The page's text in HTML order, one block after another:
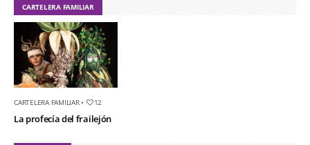
CARTELERA FAMILIAR
CARTELERA FAMILIAR• 12
La profecía del frailejón